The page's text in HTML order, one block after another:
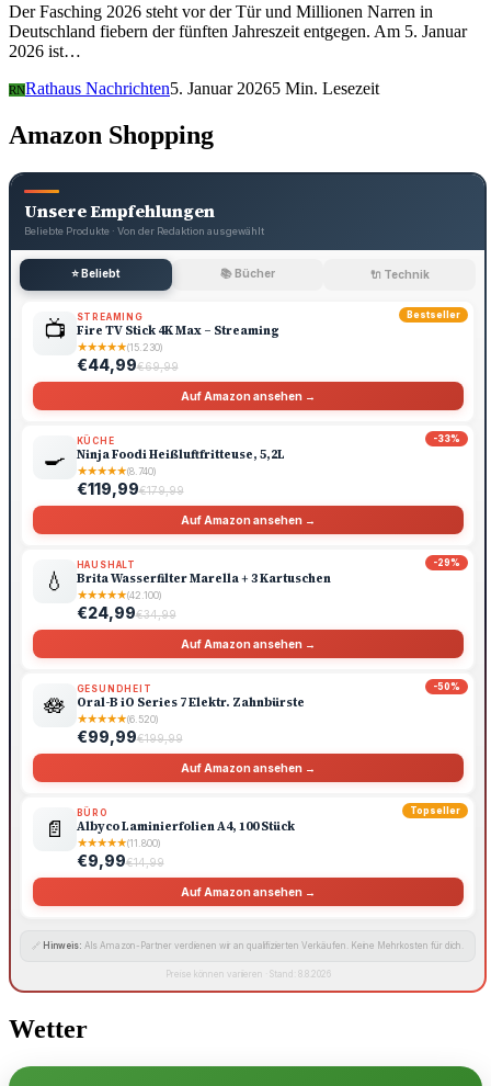
Der Fasching 2026 steht vor der Tür und Millionen Narren in
Deutschland fiebern der fünften Jahreszeit entgegen. Am 5. Januar
2026 ist…
RNRathaus Nachrichten5. Januar 20265 Min. Lesezeit
Amazon Shopping
Unsere Empfehlungen
Beliebte Produkte · Von der Redaktion ausgewählt
⭐ Beliebt 📚 Bücher 🔌 Technik
Bestseller
📺 STREAMING
Fire TV Stick 4K Max – Streaming
★★★★★(15.230)
€44,99€69,99
Auf Amazon ansehen →
-33%
🍳
KÜCHE
Ninja Foodi Heißluftfritteuse, 5,2L
★★★★★(8.740)
€119,99€179,99
Auf Amazon ansehen →
-29%
💧
HAUSHALT
Brita Wasserfilter Marella + 3 Kartuschen
★★★★★(42.100)
€24,99€34,99
Auf Amazon ansehen →
-50%
🪷
GESUNDHEIT
Oral-B iO Series 7 Elektr. Zahnbürste
★★★★★(6.520)
€99,99€199,99
Auf Amazon ansehen →
Topseller
📄
BÜRO
Albyco Laminierfolien A4, 100 Stück
★★★★★(11.800)
€9,99€14,99
Auf Amazon ansehen →
🔗 Hinweis: Als Amazon-Partner verdienen wir an qualifizierten Verkäufen. Keine Mehrkosten für dich.
Preise können variieren · Stand: 8.8.2026
Wetter